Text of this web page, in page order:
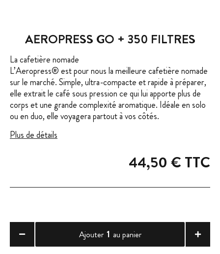
AEROPRESS GO + 350 FILTRES
La cafetière nomade
L’Aeropress® est pour nous la meilleure cafetière nomade
sur le marché. Simple, ultra-compacte et rapide à préparer,
elle extrait le café sous pression ce qui lui apporte plus de
corps et une grande complexité aromatique. Idéale en solo
ou en duo, elle voyagera partout à vos côtés.
Plus de détails
44,50 € TTC
Ajouter 1 au panier